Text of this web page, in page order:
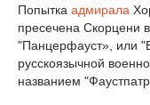
Попытка адмирала
пресечена Скорцени
"Панцерфауст», или
русскоязычной
названием